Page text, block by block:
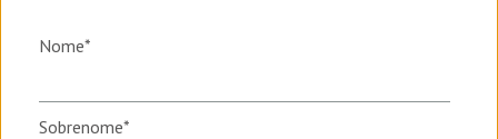
Nome*
Sobrenome*